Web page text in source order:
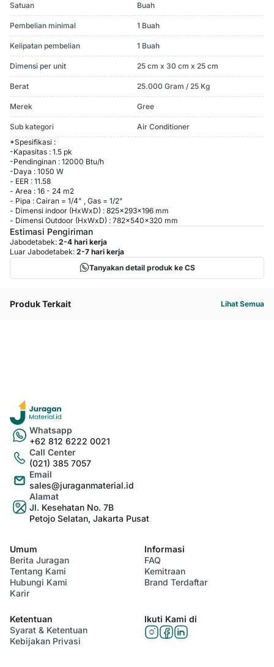
Satuan Buah
Pembelian minimal 1 Buah
Kelipatan pembelian 1 Buah
Dimensi per unit 25 cm x 30 cm x 25 cm
Berat 25.000 Gram / 25 Kg
Merek Gree
Sub kategori
Air Conditioner
*Spesifikasi :
-Kapasitas : 1.5 pk
-Pendinginan : 12000 Btu/h
-Daya : 1050 W
- EER : 11.58
- Area : 16 - 24 m2
- Pipa : Cairan = 1/4" , Gas = 1/2"
- Dimensi indoor (HxWxD) : 825x293x196 mm
- Dimensi Outdoor (HxWxD) : 782x540x320 mm
Estimasi Pengiriman
Jabodetabek: 2-4 hari kerja
Luar Jabodetabek: 2-7 hari kerja
Tanyakan detail produk ke CS
Produk Terkait Lihat Semua
Whatsapp
+62 812 6222 0021
Call Center
(021) 385 7057
Email
sales@juraganmaterial.id
Alamat
Jl. Kesehatan No. 7B
Petojo Selatan, Jakarta Pusat
Umum
Berita Juragan
Tentang Kami
Hubungi Kami
Karir
Informasi
FAQ
Kemitraan
Brand Terdaftar
Ketentuan
Syarat & Ketentuan
Kebijakan Privasi
Ikuti Kami di